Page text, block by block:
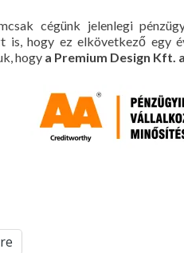
cégünk jelenlegi
is, hogy ez elkövetkező egy
hogy a Premium Design Kft.